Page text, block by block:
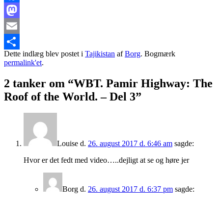
Facebook
Mastodon
Email
Share
Dette indlæg blev postet i Tajikistan afBorg. Bogmærk
permalink'et.
2 tanker om “WBT. Pamir Highway: The
Roof of the World. – Del 3”
Louise d. 26. august 2017 d. 6:46 am sagde:
Hvor er det fedt med video…..dejligt at se og høre jer
Borg d. 26. august 2017 d. 6:37 pm sagde: